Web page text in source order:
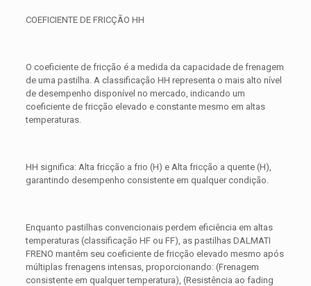
COEFICIENTE DE FRICÇÃO HH
O coeficiente de fricção é a medida da capacidade de frenagem
de uma pastilha. A classificação HH representa o mais alto nível
de desempenho disponível no mercado, indicando um
coeficiente de fricção elevado e constante mesmo em altas
temperaturas.
HH significa: Alta fricção a frio (H) e Alta fricção a quente (H),
garantindo desempenho consistente em qualquer condição.
Enquanto pastilhas convencionais perdem eficiência em altas
temperaturas (classificação HF ou FF), as pastilhas DALMATI
FRENO mantêm seu coeficiente de fricção elevado mesmo após
múltiplas frenagens intensas, proporcionando: (Frenagem
consistente em qualquer temperatura), (Resistência ao fading